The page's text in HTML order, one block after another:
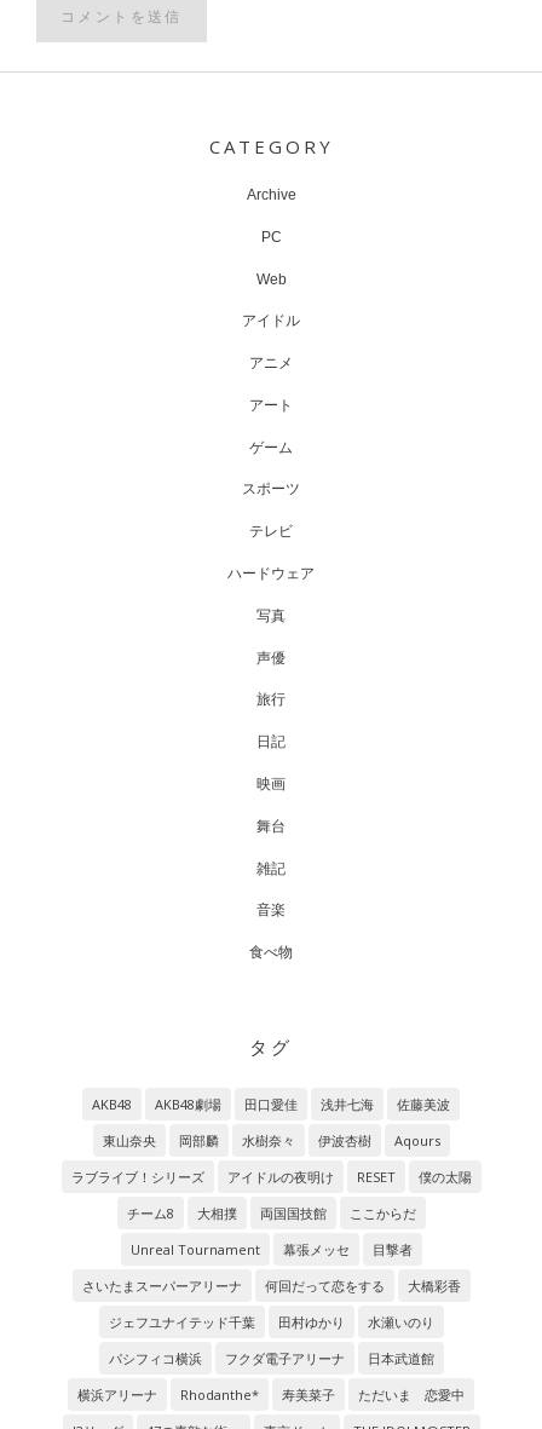
CATEGORY
Archive
PC
Web
アイドル
アニメ
アート
ゲーム
スポーツ
テレビ
ハードウェア
写真
声優
旅行
日記
映画
舞台
雑記
音楽
食べ物
タグ
AKB48 AKB48劇場 田口愛佳 浅井七海
佐藤美波
東山奈央
岡部麟 水樹奈々 伊波杏樹
Aqours
ラブライブ！シリーズ
アイドルの夜明け RESET
僕の太陽
チーム8
大相撲 両国国技館
ここからだ
Unreal Tournament
幕張メッセ
目撃者
さいたまスーパーアリーナ
何回だって恋をする
大橋彩香
ジェフユナイテッド千葉
田村ゆかり
水瀬いのり
パシフィコ横浜
フクダ電子アリーナ
日本武道館
横浜アリーナ
Rhodanthe* 寿美菜子
ただいま 恋愛中